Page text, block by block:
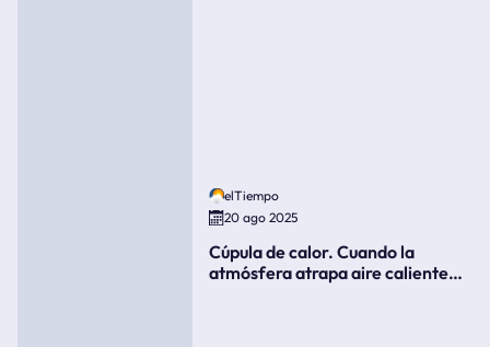
elTiempo
20 ago 2025
Cúpula de calor. Cuando la
atmósfera atrapa aire caliente